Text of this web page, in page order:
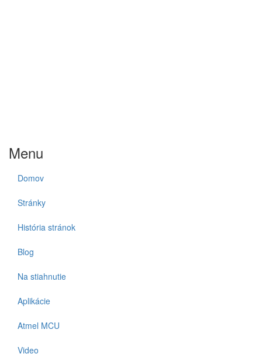
Menu
Domov
Stránky
História stránok
Blog
Na stiahnutie
Aplikácie
Atmel MCU
Video